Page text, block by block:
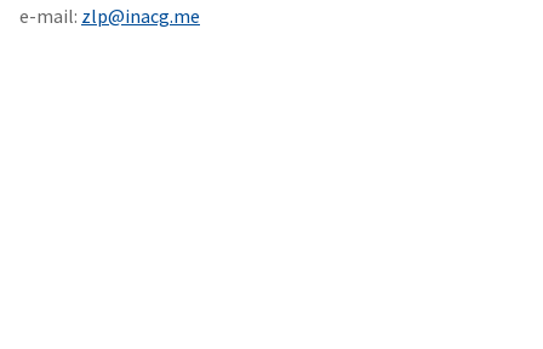
e-mail: zlp@inacg.me